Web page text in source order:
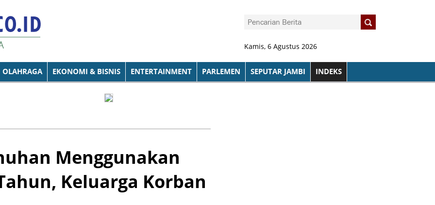
Kamis, 6 Agustus 2026
OLAHRAGA EKONOMI & BISNIS ENTERTAINMENT PARLEMEN SEPUTAR JAMBI INDEKS
Menggunakan
Keluarga Korban